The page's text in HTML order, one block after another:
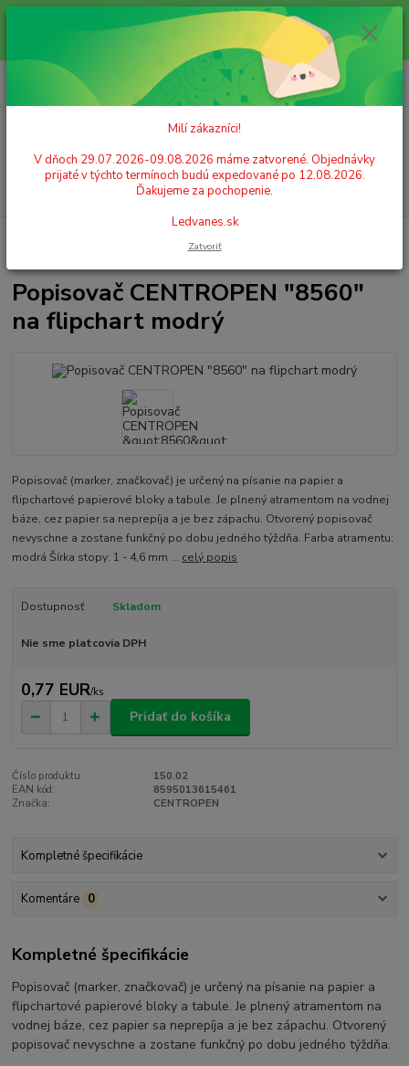
Milí zákazníci! V dňoch 29.07.2026-09.08.2026 máme zatvorené.
Objednávky prijaté v týchto termínoch budú expedované po 12.08.2026.
Ďakujeme za pochopenie. Ledvanes.sk
+421 908 755 958
Po. - Pia. od 9:00 hod. - 16:00 hod.
za0,00 EUR
Popisovač CENTROPEN "8560" na flipchart modrý
Popisovač CENTROPEN "8560"
na flipchart modrý
Popisovač (marker, značkovač) je určený na písanie na papier a
flipchartové papierové bloky a tabule. Je plnený atramentom na vodnej
báze, cez papier sa neprepíja a je bez zápachu. Otvorený popisovač
nevyschne a zostane funkčný po dobu jedného týždňa. Farba atramentu:
modrá Šírka stopy: 1 - 4,6 mm ... celý popis
Dostupnosť Skladom
Nie sme platcovia DPH
0,77 EUR/ks
Pridať do košíka
Číslo produktu:
150.02
EAN kód:
8595013615461
Značka:
CENTROPEN
Kompletné špecifikácie
Komentáre 0
Kompletné špecifikácie
Popisovač (marker, značkovač) je určený na písanie na papier a
flipchartové papierové bloky a tabule. Je plnený atramentom na
vodnej báze, cez papier sa neprepíja a je bez zápachu. Otvorený
popisovač nevyschne a zostane funkčný po dobu jedného týždňa.
Milí zákazníci!
V dňoch 29.07.2026-09.08.2026 máme zatvorené. Objednávky
prijaté v týchto termínoch budú expedované po 12.08.2026.
Ďakujeme za pochopenie.
Ledvanes.sk
Zatvoriť